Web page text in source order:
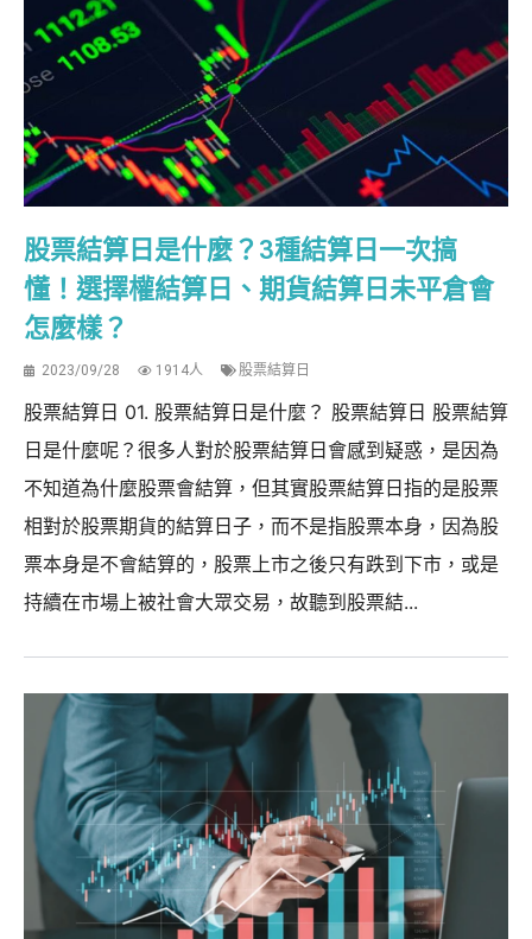
股票結算日是什麼？3種結算日一次搞
懂！選擇權結算日、期貨結算日未平倉會
怎麼樣？
2023/09/28 1914人 股票結算日
股票結算日 01. 股票結算日是什麼？ 股票結算日 股票結算
日是什麼呢？很多人對於股票結算日會感到疑惑，是因為
不知道為什麼股票會結算，但其實股票結算日指的是股票
相對於股票期貨的結算日子，而不是指股票本身，因為股
票本身是不會結算的，股票上市之後只有跌到下市，或是
持續在市場上被社會大眾交易，故聽到股票結...